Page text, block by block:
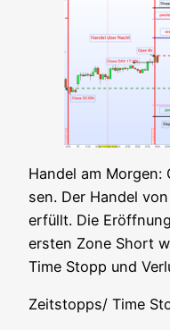
Han­del am
sen. Der Han­del
erfüllt. Die
ers­ten Zone Short
Time Stopp und
Zeitstopps/ Time